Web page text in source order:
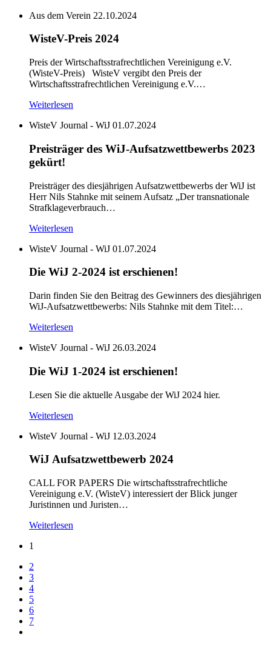
Aus dem Verein 22.10.2024
WisteV-Preis 2024
Preis der Wirtschaftsstrafrechtlichen Vereinigung e.V.
(WisteV-Preis) WisteV vergibt den Preis der
Wirtschaftsstrafrechtlichen Vereinigung e.V.…
Weiterlesen
WisteV Journal - WiJ 01.07.2024
Preisträger des WiJ-Aufsatzwettbewerbs 2023
gekürt!
Preisträger des diesjährigen Aufsatzwettbewerbs der WiJ ist
Herr Nils Stahnke mit seinem Aufsatz „Der transnationale
Strafklageverbrauch…
Weiterlesen
WisteV Journal - WiJ 01.07.2024
Die WiJ 2-2024 ist erschienen!
Darin finden Sie den Beitrag des Gewinners des diesjährigen
WiJ-Aufsatzwettbewerbs: Nils Stahnke mit dem Titel:…
Weiterlesen
WisteV Journal - WiJ 26.03.2024
Die WiJ 1-2024 ist erschienen!
Lesen Sie die aktuelle Ausgabe der WiJ 2024 hier.
Weiterlesen
WisteV Journal - WiJ 12.03.2024
WiJ Aufsatzwettbewerb 2024
CALL FOR PAPERS Die wirtschaftsstrafrechtliche
Vereinigung e.V. (WisteV) interessiert der Blick junger
Juristinnen und Juristen…
Weiterlesen
1
2
3
4
5
6
7